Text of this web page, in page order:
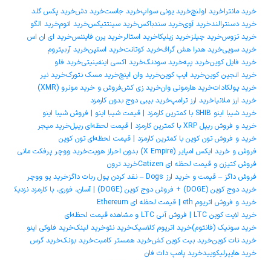
خرید مانتراخرید اولنچخرید یونی سواپخرید جاستخرید دشخرید پکس گلد
خرید دسنترالندخرید آویخرید سندباکسخرید سینتتیکسخرید اتومخرید الگو
خرید تزوسخرید چیلزخرید زیلیکاخرید استالرخرید یرن فایننسخرید ای ان اس
خرید سوییخرید هدرا هش گرافخرید کوتانتخرید استپنخرید آربیتروم
خرید فایل کوینخرید پپهخرید سودنگخرید اکسی اینفینیتیخرید فلو
خرید انجین کوینخرید ایپ کوینخرید وان اینچخرید مسک نتورکخرید نیر
خرید پولکاداتخرید هارمونی وانخرید زی کشفروش و خرید مونرو (XMR)
خرید ارز ملانیاخرید ارز ترامپخرید بیبی دوج بدون کارمزد
خرید شیبا اینو SHIB با کمترین کارمزد | قیمت شیبا اینو | فروش شیبا اینو
خرید و فروش ریپل XRP با کمترین کارمزد | قیمت لحظه‌ای ریپل
خرید میجر
خرید و فروش تون کوین با کمترین کارمزد | قیمت لحظه‌ای تون کوین
فروش و خرید ایکس امپایر (X Empire) بدون احراز هویت
خرید ووچر پرفکت مانی
فروش کتیزن و قیمت لحظه ای Catizen
خرید ترون
فروش داگز – قیمت و خرید ارز Dogs – نقد کردن پول ربات داگز
خرید یو ووچر
خرید دوج ‌کوین (DOGE) + فروش دوج ‌کوین (DOGE) | آسان، فوری، با کارمزد نزدیک به صفر
خرید و فروش اتریوم eth | قیمت لحظه ای Ethereum
خرید لایت کوین LTC | فروش آنی LTC و مشاهده قیمت لحظه‌ای
خرید سونیک (فانتوم)خرید اتریوم کلاسیکخرید نئوخرید لینکخرید فلوکی اینو
خرید نات کوینخرید بیت کوین کشخرید همستر کامبتخرید بونکخرید گرس
خرید هایپرلیکوییدخرید پامپ دات فان